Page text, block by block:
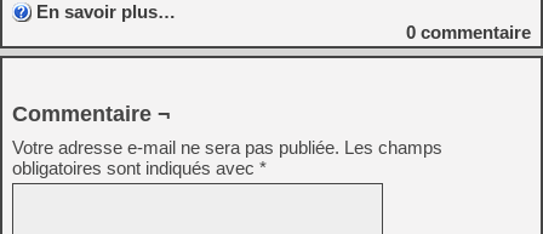
En savoir plus…
0 commentaire
Commentaire ¬
Votre adresse e-mail ne sera pas publiée. Les champs
obligatoires sont indiqués avec *